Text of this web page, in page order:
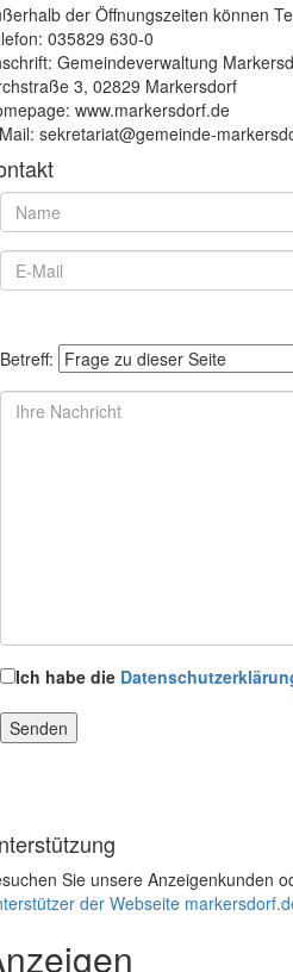
der Öffnungszeiten können
035829 630-0
Gemeindeverwaltung
3, 02829 Markersdorf
www.markersdorf.de
sekretariat@gemeinde-
Betreff:
Ich habe die
Sie unsere Anzeigenkunden
der Webseite